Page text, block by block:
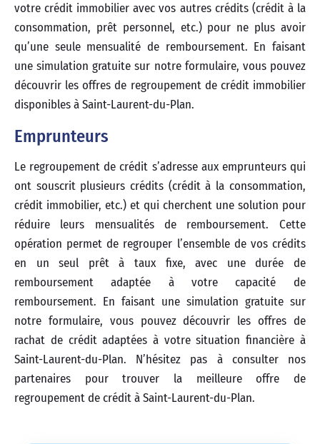
votre crédit immobilier avec vos autres crédits (crédit à la
consommation, prêt personnel, etc.) pour ne plus avoir
qu’une seule mensualité de remboursement. En faisant
une simulation gratuite sur notre formulaire, vous pouvez
découvrir les offres de regroupement de crédit immobilier
disponibles à Saint-Laurent-du-Plan.
Emprunteurs
Le regroupement de crédit s’adresse aux emprunteurs qui
ont souscrit plusieurs crédits (crédit à la consommation,
crédit immobilier, etc.) et qui cherchent une solution pour
réduire leurs mensualités de remboursement. Cette
opération permet de regrouper l’ensemble de vos crédits
en un seul prêt à taux fixe, avec une durée de
remboursement adaptée à votre capacité de
remboursement. En faisant une simulation gratuite sur
notre formulaire, vous pouvez découvrir les offres de
rachat de crédit adaptées à votre situation financière à
Saint-Laurent-du-Plan. N’hésitez pas à consulter nos
partenaires pour trouver la meilleure offre de
regroupement de crédit à Saint-Laurent-du-Plan.